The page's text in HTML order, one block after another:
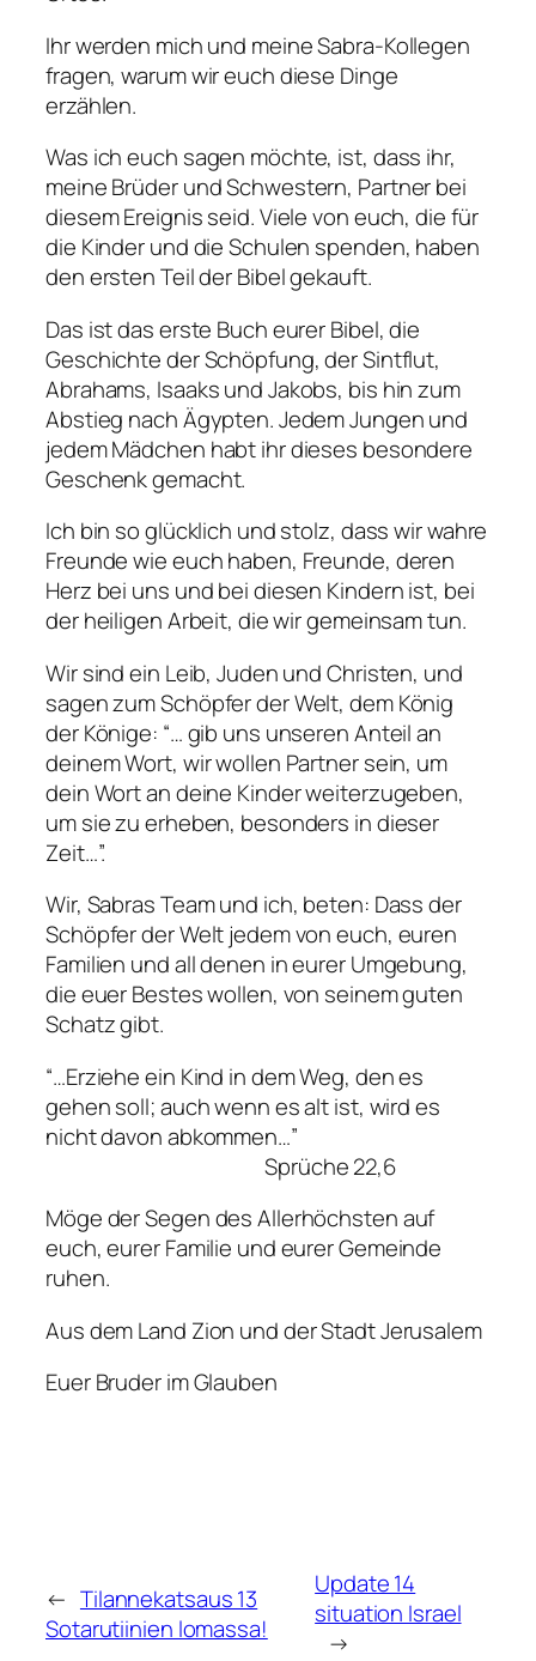
Ihr werden mich und meine Sabra-Kollegen
fragen, warum wir euch diese Dinge
erzählen.
Was ich euch sagen möchte, ist, dass ihr,
meine Brüder und Schwestern, Partner bei
diesem Ereignis seid. Viele von euch, die für
die Kinder und die Schulen spenden, haben
den ersten Teil der Bibel gekauft.
Das ist das erste Buch eurer Bibel, die
Geschichte der Schöpfung, der Sintflut,
Abrahams, Isaaks und Jakobs, bis hin zum
Abstieg nach Ägypten. Jedem Jungen und
jedem Mädchen habt ihr dieses besondere
Geschenk gemacht.
Ich bin so glücklich und stolz, dass wir wahre
Freunde wie euch haben, Freunde, deren
Herz bei uns und bei diesen Kindern ist, bei
der heiligen Arbeit, die wir gemeinsam tun.
Wir sind ein Leib, Juden und Christen, und
sagen zum Schöpfer der Welt, dem König
der Könige: “… gib uns unseren Anteil an
deinem Wort, wir wollen Partner sein, um
dein Wort an deine Kinder weiterzugeben,
um sie zu erheben, besonders in dieser
Zeit…”.
Wir, Sabras Team und ich, beten: Dass der
Schöpfer der Welt jedem von euch, euren
Familien und all denen in eurer Umgebung,
die euer Bestes wollen, von seinem guten
Schatz gibt.
“…Erziehe ein Kind in dem Weg, den es
gehen soll; auch wenn es alt ist, wird es
nicht davon abkommen…”
Sprüche 22,6
Möge der Segen des Allerhöchsten auf
euch, eurer Familie und eurer Gemeinde
ruhen.
Aus dem Land Zion und der Stadt Jerusalem
Euer Bruder im Glauben
← Tilannekatsaus 13
Sotarutiinien lomassa!
Update 14
situation Israel
→